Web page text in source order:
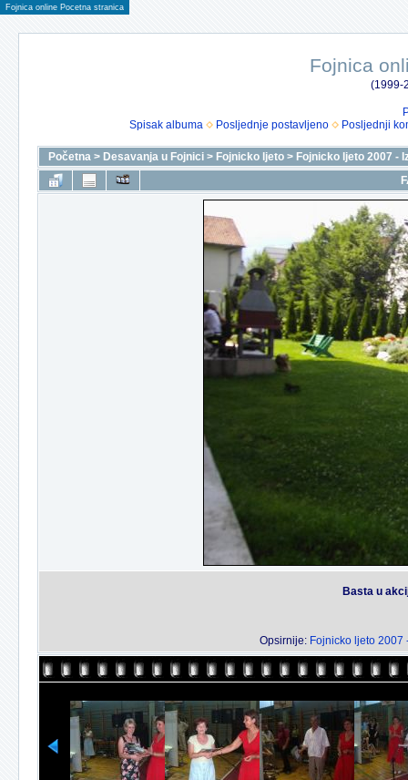
Fojnica online Pocetna stranica
Fojnica
(1999-
Spisak albuma
Posljednje postavljeno Posljednji
Početna > Desavanja u Fojnici > Fojnicko ljeto > Fojnicko ljeto 2007 -
Basta u
Opsirnije: Fojnicko ljeto